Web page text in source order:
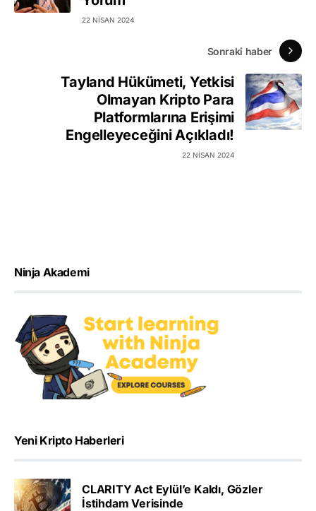
22 NISAN 2024
Sonraki haber
Tayland Hükümeti, Yetkisi
Olmayan Kripto Para
Platformlarına Erişimi
Engelleyeceğini Açıkladı!
22 NISAN 2024
Ninja Akademi
Yeni Kripto Haberleri
CLARITY Act Eylül’e Kaldı, Gözler
İstihdam Verisinde